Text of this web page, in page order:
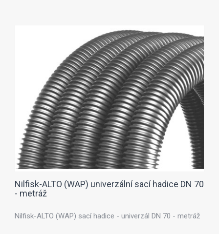
Nilfisk-ALTO (WAP) univerzální sací hadice DN 70
- metráž
Nilfisk-ALTO (WAP) sací hadice - univerzál DN 70 - metráž